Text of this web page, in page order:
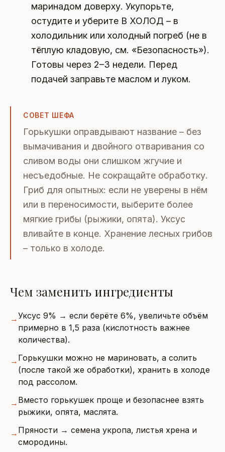
маринадом доверху. Укупорьте,
остудите и уберите В ХОЛОД – в
холодильник или холодный погреб (не в
тёплую кладовую, см. «Безопасность»).
Готовы через 2–3 недели. Перед
подачей заправьте маслом и луком.
СОВЕТ ШЕФА
Горькушки оправдывают название – без
вымачивания и двойного отваривания со
сливом воды они слишком жгучие и
несъедобные. Не сокращайте обработку.
Гриб для опытных: если не уверены в нём
или в переносимости, выберите более
мягкие грибы (рыжики, опята). Уксус
вливайте в конце. Хранение лесных грибов
– только в холоде.
Чем заменить ингредиенты
→Уксус 9% → если берёте 6%, увеличьте объём
примерно в 1,5 раза (кислотность важнее
количества).
→ Горькушки можно не мариновать, а солить
(после такой же обработки), хранить в холоде
под рассолом.
→ Вместо горькушек проще и безопаснее взять
рыжики, опята, маслята.
→ Пряности → семена укропа, листья хрена и
смородины.